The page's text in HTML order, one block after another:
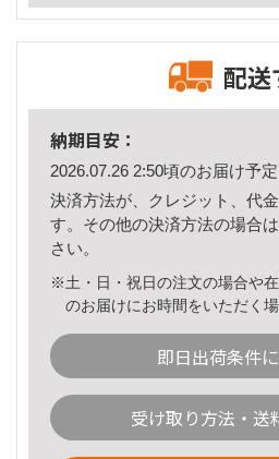
配送
納期目安：
2026.07.26 2:50頃のお届け予定
決済方法が、クレジット、代
す。その他の決済方法の場合は
さい。
※土・日・祝日の注文の場合や
のお届けにお時間をいただく
即日出荷条件
受け取り方法・送